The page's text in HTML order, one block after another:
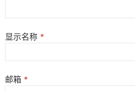
显示名称 *
邮箱 *